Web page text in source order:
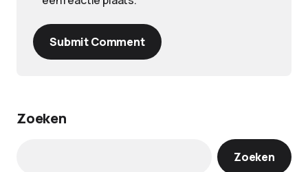
Submit Comment
Zoeken
Zoeken